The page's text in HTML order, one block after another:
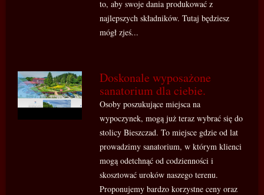
to, aby swoje dania produkować z
najlepszych składników. Tutaj będziesz
mógł zjeś...
Doskonale wyposażone
sanatorium dla ciebie.
Osoby poszukujące miejsca na
wypoczynek, mogą już teraz wybrać się do
stolicy Bieszczad. To miejsce gdzie od lat
prowadzimy sanatorium, w którym klienci
mogą odetchnąć od codzienności i
skosztować uroków naszego terenu.
Proponujemy bardzo korzystne ceny oraz